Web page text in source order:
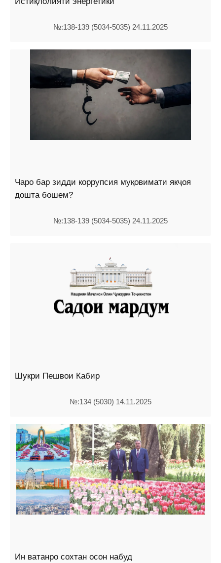
№:138-139 (5034-5035) 24.11.2025
Чаро бар зидди коррупсия муқовимати якҷоя
дошта бошем?
№:138-139 (5034-5035) 24.11.2025
Шукри Пешвои Кабир
№:134 (5030) 14.11.2025
Ин ватанро сохтан осон набуд